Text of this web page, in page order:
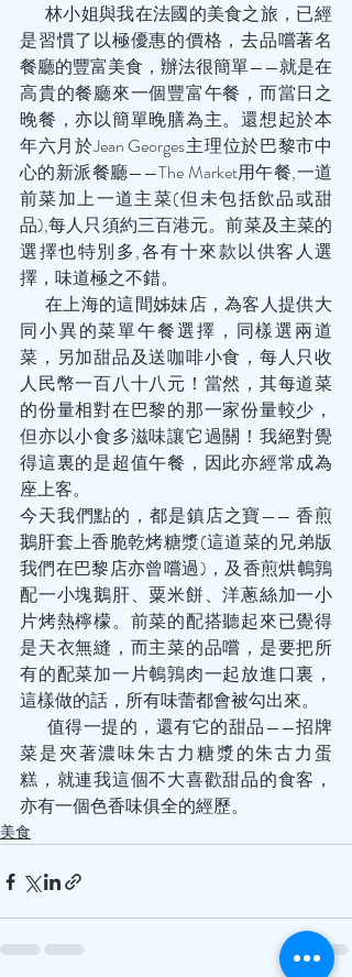
       林小姐與我在法國的美食之旅，已經
是習慣了以極優惠的價格，去品嚐著名
餐廳的豐富美食，辦法很簡單——就是在
高貴的餐廳來一個豐富午餐，而當日之
晚餐，亦以簡單晚膳為主。還想起於本
年六月於Jean Georges主理位於巴黎市中
心的新派餐廳——The Market用午餐,一道
前菜加上一道主菜(但未包括飲品或甜
品),每人只須約三百港元。前菜及主菜的
選擇也特別多,各有十來款以供客人選
擇，味道極之不錯。
       在上海的這間姊妹店，為客人提供大
同小異的菜單午餐選擇，同樣選兩道
菜，另加甜品及送咖啡小食，每人只收
人民幣一百八十八元！當然，其每道菜
的份量相對在巴黎的那一家份量較少，
但亦以小食多滋味讓它過關！我絕對覺
得這裏的是超值午餐，因此亦經常成為
座上客。
今天我們點的，都是鎮店之寶—— 香煎
鵝肝套上香脆乾烤糖漿(這道菜的兄弟版
我們在巴黎店亦曾嚐過)，及香煎烘鵪鶉
配一小塊鵝肝、粟米餅、洋蔥絲加一小
片烤熱檸檬。前菜的配搭聽起來已覺得
是天衣無縫，而主菜的品嚐，是要把所
有的配菜加一片鵪鶉肉一起放進口裏，
這樣做的話，所有味蕾都會被勾出來。
菜是夾著濃味朱古力糖漿的朱古力蛋
糕，就連我這個不大喜歡甜品的食客，
亦有一個色香味俱全的經歷。
美食